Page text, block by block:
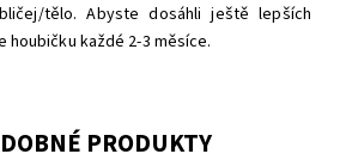
tělo. Abyste dosáhli ještě lepších
houbičku každé 2-3 měsíce.
PRODUKTY